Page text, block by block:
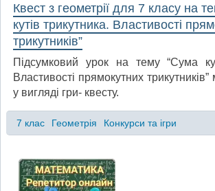
Квест з геометрії для 7 класу на
кутів трикутника. Властивості
трикутників”
Підсумковий урок на тему “Сума
Властивості прямокутних
у вигляді гри- квесту.
7 клас Геометрія Конкурси та ігри